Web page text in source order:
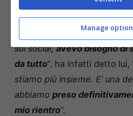
Matteo Ranieri:
lasciato andare ad unlibero
Perdonate la
sui social,avevo bisogno di
da tutto“, ha infatti detto lui,
stiamo più insieme. E’ una
abbiamo preso
mio rientro“.
Manage